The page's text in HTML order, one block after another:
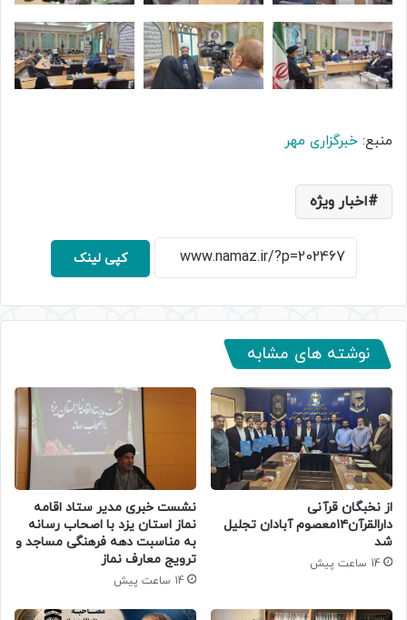
منبع: خبرگزاری مهر
اخبار ویژه
کپی لینک
نوشته های مشابه
از نخبگان قرآنی
دارالقرآن۱۴معصوم آبادان تجلیل
شد
14 ساعت پیش
نشست خبری مدیر ستاد اقامه
نماز استان یزد با اصحاب رسانه
به مناسبت دهه فرهنگی مساجد و
ترویج معارف نماز
14 ساعت پیش